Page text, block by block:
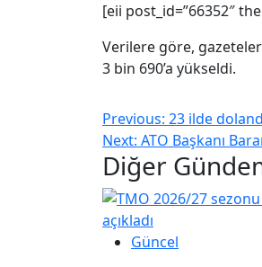
[eii post_id=”66352″
Verilere göre,
3 bin 690’a yükseldi.
Previous: 23 ilde
Next: ATO Başkanı
Diğer
Güncel